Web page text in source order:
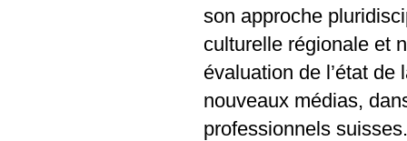
son approche
culturelle régionale et
évaluation de l’état
nouveaux médias,
professionnels